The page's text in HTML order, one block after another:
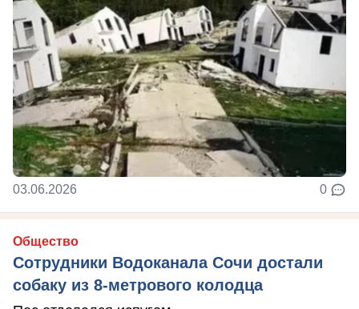
03.06.2026 0
Общество
Сотрудники Водоканала Сочи достали
собаку из 8-метрового колодца